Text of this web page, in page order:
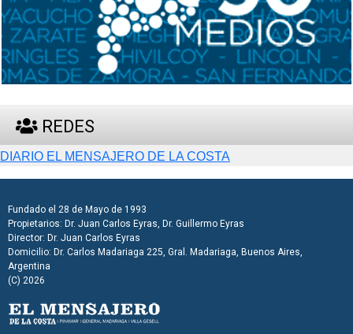
REDES
DIARIO EL MENSAJERO DE LA COSTA
Fundado el 28 de Mayo de 1993
Propietarios: Dr. Juan Carlos Eyras, Dr. Guillermo Eyras
Director: Dr. Juan Carlos Eyras
Domicilio: Dr. Carlos Madariaga 225, Gral. Madariaga, Buenos Aires,
Argentina
(C) 2026